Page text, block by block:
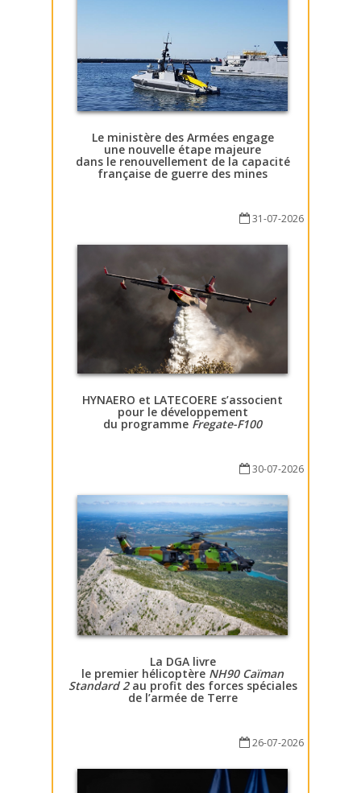
Le ministère des Armées engage
une nouvelle étape majeure
dans le renouvellement de la capacité
française de guerre des mines
31-07-2026
HYNAERO et LATECOERE s’associent
pour le développement
du programme Fregate-F100
30-07-2026
La DGA livre
le premier hélicoptère NH90 Caïman
Standard 2au profit des forces spéciales
de l’armée de Terre
26-07-2026